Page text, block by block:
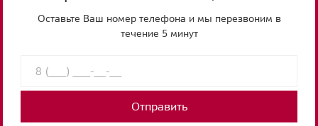
Оставьте Ваш номер телефона и мы перезвоним в
течение 5 минут
Отправить